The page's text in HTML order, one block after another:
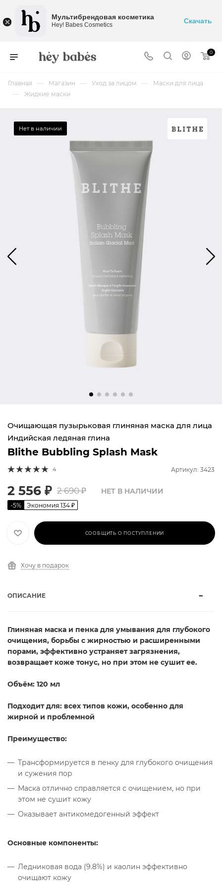
0
Главная — Магазин — Уход за лицом — Маски для лица
— Жидкие маски
Нет в наличии
Очищающая пузырьковая глиняная маска для лица
Индийская ледяная глина
Blithe Bubbling Splash Mask
4 Артикул: 3423
2 556 ₽ 2 690₽
-5% Экономия 134 ₽
НЕТ В НАЛИЧИИ
СООБЩИТЬ О ПОСТУПЛЕНИИ
Хочу в подарок
ОПИСАНИЕ
Глиняная маска и пенка для умывания для глубокого
очищения, борьбы с жирностью и расширенными
порами, эффективно устраняет загрязнения,
возвращает коже тонус, но при этом не сушит ее.
Объём: 120 мл
Подходит для: всех типов кожи, особенно для
жирной и проблемной
Преимущество:
Трансформируется в пенку для глубокого очищения
и сужения пор
Маска отлично справляется с очищением, но при
этом не сушит кожу
Оказывает антикомедогенный эффект
Основные компоненты:
Ледниковая вода (9.8%) и каолин эффективно
очищают кожу
Мультибрендовая косметика
Hey! Babes Cosmetics Скачать